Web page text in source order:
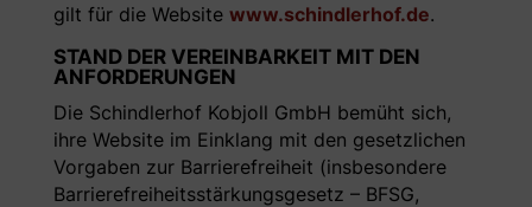
gilt für die Website www.schindlerhof.de.
STAND DER VEREINBARKEIT MIT DEN
ANFORDERUNGEN
Die Schindlerhof Kobjoll GmbH bemüht sich,
ihre Website im Einklang mit den gesetzlichen
Vorgaben zur Barrierefreiheit (insbesondere
Barrierefreiheitsstärkungsgesetz – BFSG,